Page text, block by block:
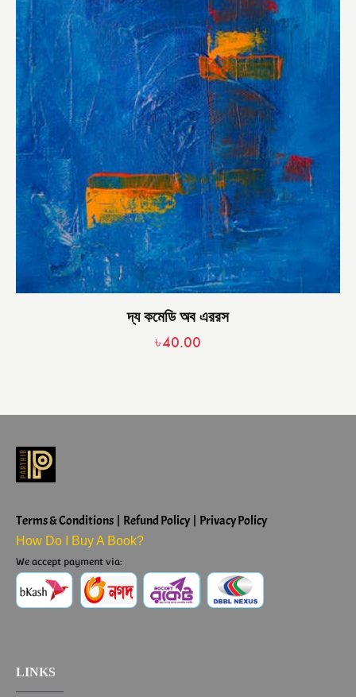
দ্য কমেডি অব এররস
৳40.00
Terms & Conditions | Refund Policy | Privacy Policy
How Do I Buy A Book?
We accept payment via:
LINKS